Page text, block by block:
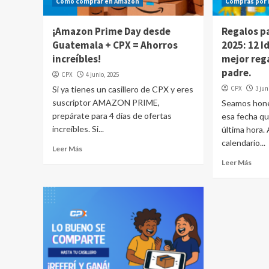
¡Amazon Prime Day desde
Guatemala + CPX = Ahorros
increíbles!
CPX 4 junio, 2025
Si ya tienes un casillero de CPX y eres
suscriptor AMAZON PRIME,
prepárate para 4 días de ofertas
increíbles. Si...
Leer Más
Regalos
2025: 12
mejor
padre.
CPX 3
Seamos
esa fecha
última hora.
calendario...
Leer Más